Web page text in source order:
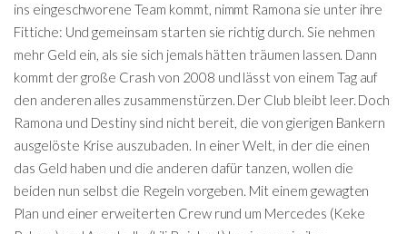
ins eingeschworene Team kommt, nimmt Ramona sie unter ihre
Fittiche: Und gemeinsam starten sie richtig durch. Sie nehmen
mehr Geld ein, als sie sich jemals hätten träumen lassen. Dann
kommt der große Crash von 2008 und lässt von einem Tag auf
den anderen alles zusammenstürzen. Der Club bleibt leer. Doch
Ramona und Destiny sind nicht bereit, die von gierigen Bankern
ausgelöste Krise auszubaden. In einer Welt, in der die einen
das Geld haben und die anderen dafür tanzen, wollen die
beiden nun selbst die Regeln vorgeben. Mit einem gewagten
Plan und einer erweiterten Crew rund um Mercedes (Keke